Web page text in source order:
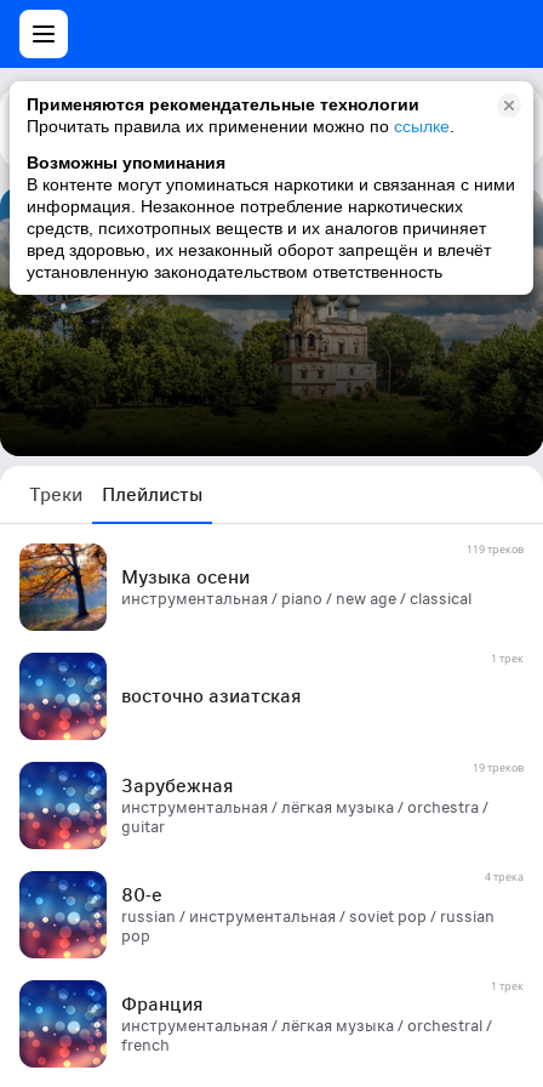
Применяются рекомендательные технологии
Прочитать правила их применении можно по ссылке
Возможны упоминания
В контенте могут упоминаться наркотики и связанная с ними
информация. Незаконное потребление наркотических
средств, психотропных веществ и их аналогов причиняет
вред здоровью, их незаконный оборот запрещён и влечёт
установленную законодательством ответственность
Каталог Рекомендации
Юрий Затейщиков
7 плейлистов
Треки Плейлисты
Музыка осени
инструментальная / piano / new age / classical
119 треков
восточно азиатская
1 трек
Зарубежная
инструментальная / лёгкая музыка / orchestra /
guitar
19 треков
80-е
russian / инструментальная / soviet pop / russian
pop
4 трека
Франция
инструментальная / лёгкая музыка / orchestral /
french
1 трек